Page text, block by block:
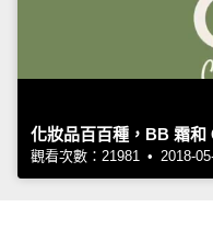
化妝品百百種，BB 霜和
觀看次數：21981 • 2018-